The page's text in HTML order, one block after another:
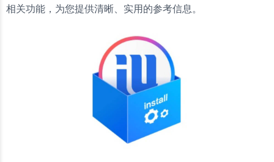
相关功能，为您提供清晰、实用的参考信息。